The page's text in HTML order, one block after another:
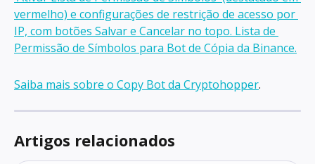
Saiba mais sobre o Copy Bot da Cryptohopper.
Artigos relacionados